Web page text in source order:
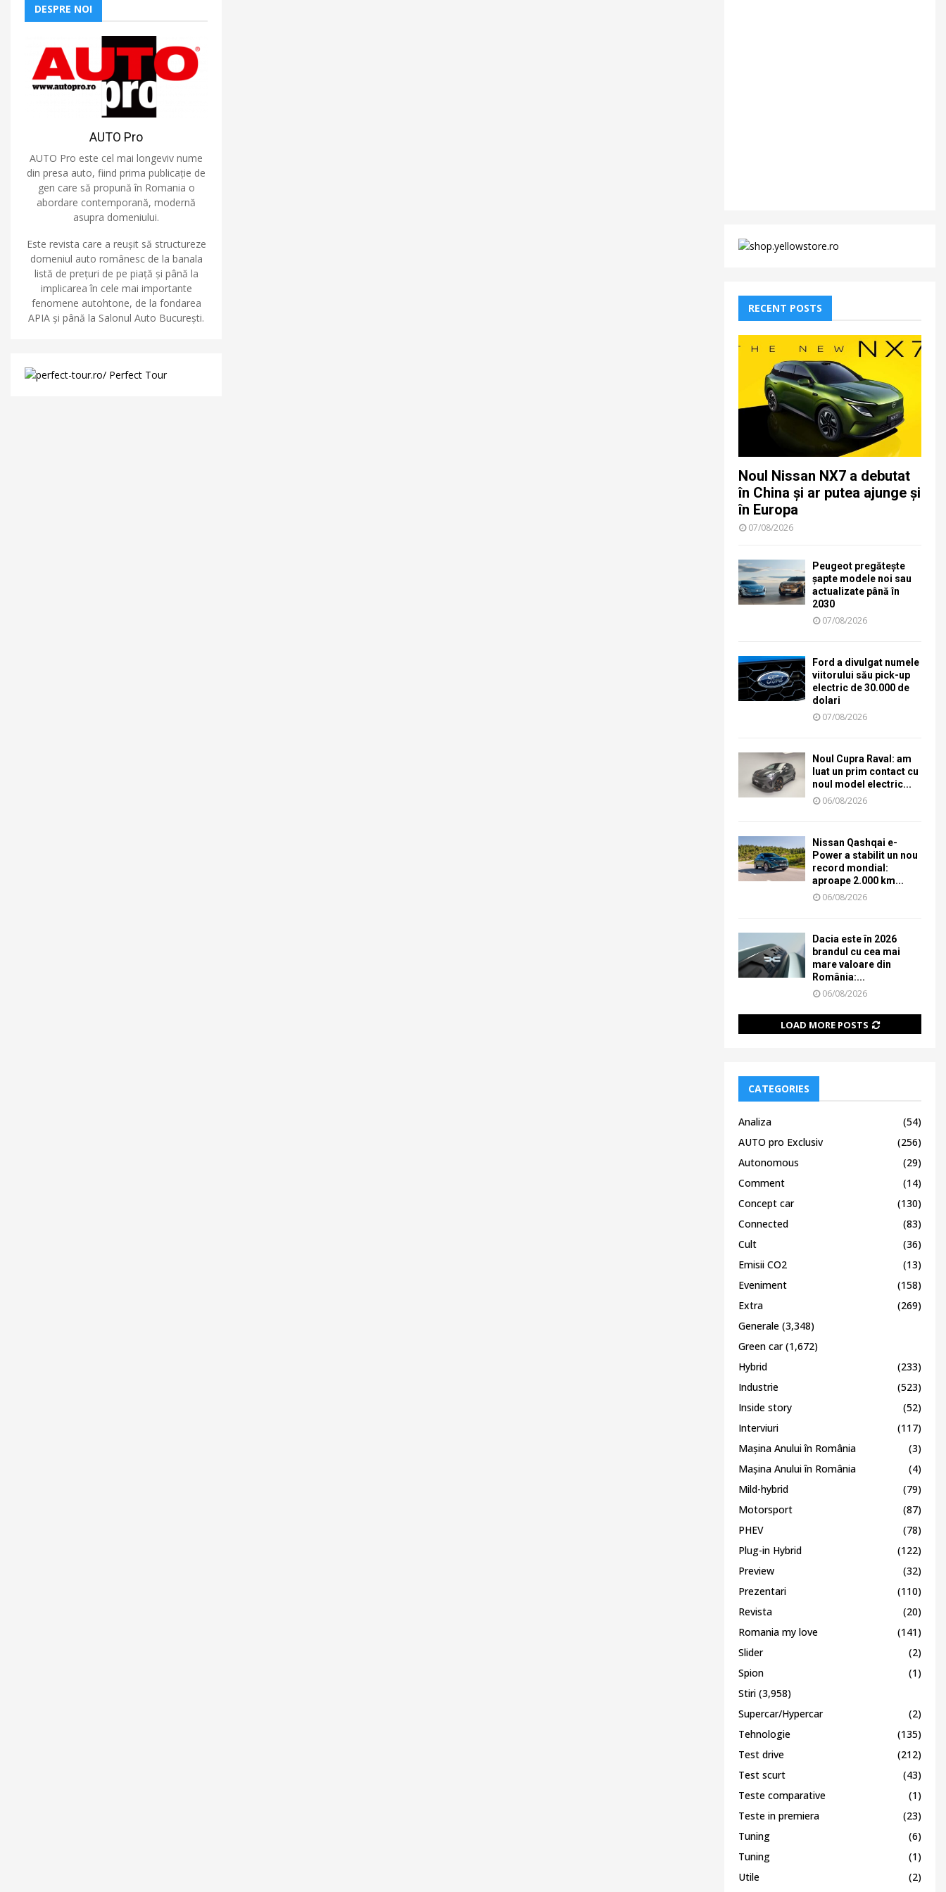
DESPRE NOI
AUTO Pro
AUTO Pro este cel mai longeviv nume
din presa auto, fiind prima publicație de
gen care să propună în Romania o
abordare contemporană, modernă
asupra domeniului.
Este revista care a reușit să structureze
domeniul auto românesc de la banala
listă de prețuri de pe piață și până la
implicarea în cele mai importante
fenomene autohtone, de la fondarea
APIA și până la Salonul Auto București.
RECENT POSTS
Noul Nissan NX7 a debutat
în China și ar putea ajunge și
în Europa
07/08/2026
Peugeot pregătește
șapte modele noi sau
actualizate până în
2030
07/08/2026
Ford a divulgat numele
viitorului său pick-up
electric de 30.000 de
dolari
07/08/2026
Noul Cupra Raval: am
luat un prim contact cu
noul model electric...
06/08/2026
Nissan Qashqai e-
Power a stabilit un nou
record mondial:
aproape 2.000 km...
06/08/2026
Dacia este în 2026
brandul cu cea mai
mare valoare din
România:...
06/08/2026
LOAD MORE POSTS
CATEGORIES
Analiza
(54)
AUTO pro Exclusiv
(256)
Autonomous
(29)
Comment
(14)
Concept car
(130)
Connected
(83)
Cult
(36)
Emisii CO2
(13)
Eveniment
(158)
Extra
(269)
Generale (3,348)
Green car(1,672)
Hybrid
(233)
Industrie
(523)
Inside story
(52)
Interviuri
(117)
Mașina Anului în România
(3)
Mașina Anului în România
(4)
Mild-hybrid
(79)
Motorsport
(87)
PHEV
(78)
Plug-in Hybrid
(122)
Preview
(32)
Prezentari
(110)
Revista
(20)
Romania my love
(141)
Slider
(2)
Spion
(1)
Stiri (3,958)
Supercar/Hypercar
(2)
Tehnologie
(135)
Test drive
(212)
Test scurt
(43)
Teste comparative
(1)
Teste in premiera
(23)
Tuning
(6)
Tuning
(1)
Utile
(2)